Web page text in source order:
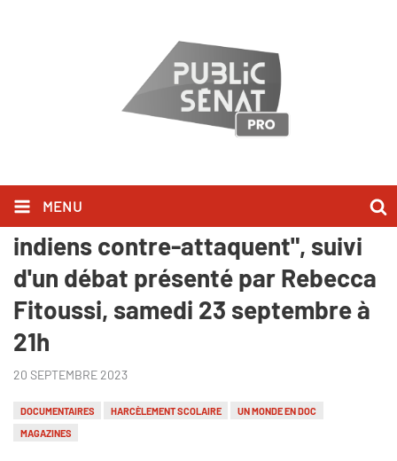
MENU
"Harcèlement scolaire, les
indiens contre-attaquent", suivi
d'un débat présenté par Rebecca
Fitoussi, samedi 23 septembre à
21h
20 SEPTEMBRE 2023
DOCUMENTAIRES HARCÈLEMENT SCOLAIRE
UN MONDE EN DOC
MAGAZINES